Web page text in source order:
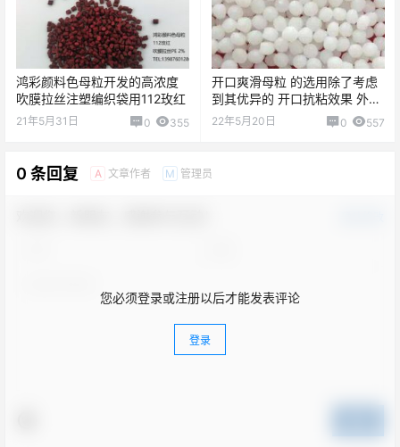
鸿彩颜料色母粒开发的高浓度
吹膜拉丝注塑编织袋用112玫红
21年5月31日 0 355
开口爽滑母粒 的选用除了考虑
到其优异的 开口抗粘效果 外还
要考虑哪些情况？
22年5月20日 0 557
0 条回复 A 文章作者 M 管理员
您必须登录或注册以后才能发表评论
登录